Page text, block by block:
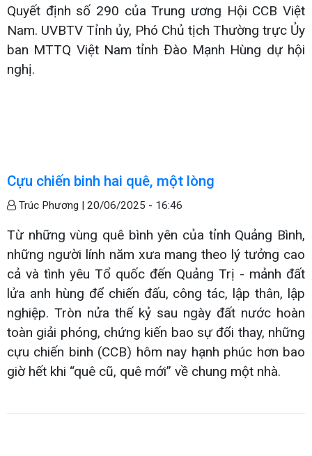
Quyết định số 290 của Trung ương Hội CCB Việt
Nam. UVBTV Tỉnh ủy, Phó Chủ tịch Thường trực Ủy
ban MTTQ Việt Nam tỉnh Đào Mạnh Hùng dự hội
nghị.
Cựu chiến binh hai quê, một lòng
Trúc Phương | 20/06/2025 - 16:46
Từ những vùng quê bình yên của tỉnh Quảng Bình,
những người lính năm xưa mang theo lý tưởng cao
cả và tình yêu Tổ quốc đến Quảng Trị - mảnh đất
lửa anh hùng để chiến đấu, công tác, lập thân, lập
nghiệp. Tròn nửa thế kỷ sau ngày đất nước hoàn
toàn giải phóng, chứng kiến bao sự đổi thay, những
cựu chiến binh (CCB) hôm nay hạnh phúc hơn bao
giờ hết khi “quê cũ, quê mới” về chung một nhà.